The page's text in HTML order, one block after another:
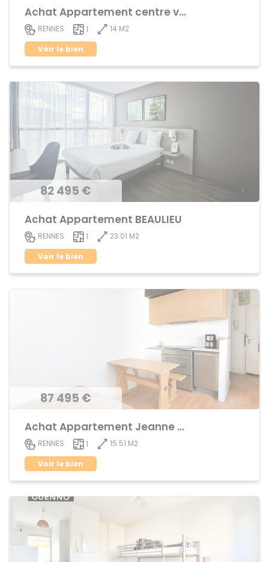
Achat Appartement centre ville
RENNES 1
14 M2
Voir le bien
82 495 €
Achat Appartement BEAULIEU
RENNES 1
23.01 M2
Voir le bien
87 495 €
Achat Appartement Jeanne d'Arc
RENNES 1
15.51 M2
Voir le bien